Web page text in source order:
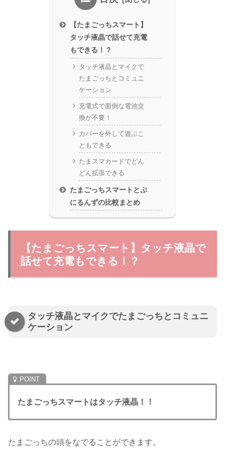
【たまごっちスマート】
タッチ液晶で話せて充電
もできる！？
タッチ液晶とマイクで
たまごっちとコミュニ
ケーション
充電式で面倒な電池交
換が不要！
カバーを外して遊ぶこ
ともできる
たまスマカードでどん
どん拡張できる
たまごっちスマートとぷ
にるんずの比較まとめ
【たまごっちスマート】タッチ液晶で
話せて充電もできる！？
タッチ液晶とマイクでたまごっちとコミュニ
ケーション
たまごっちスマートはタッチ液晶！！
たまごっちの頭をなでることができます。